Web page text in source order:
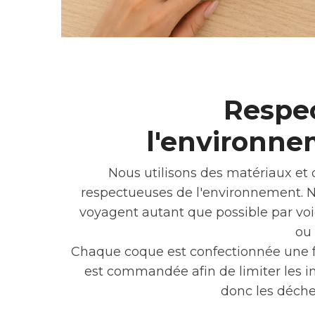
Nous utilisons des matériaux et
respectueuses de l'environnement.
voyagent autant que possible par
Chaque coque est confectionnée une
est commandée afin de limiter les
donc les